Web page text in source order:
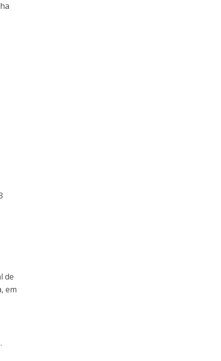
de
em